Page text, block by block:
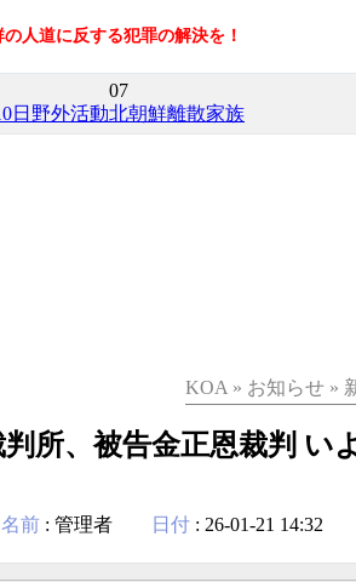
人道に反する犯罪の解決を！
日野外活動
07
北朝鮮離散家族
KOA » お知らせ »
判所、被告金正恩裁判 い
名前 : 管理者 日付 : 26-01-21 14:32